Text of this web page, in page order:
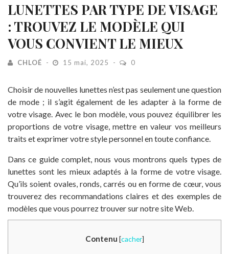
LUNETTES PAR TYPE DE VISAGE
: TROUVEZ LE MODÈLE QUI
VOUS CONVIENT LE MIEUX
CHLOÉ 15 mai, 2025 0
Choisir de nouvelles lunettes n’est pas seulement une question
de mode ; il s’agit également de les adapter à la forme de
votre visage. Avec le bon modèle, vous pouvez équilibrer les
proportions de votre visage, mettre en valeur vos meilleurs
traits et exprimer votre style personnel en toute confiance.
Dans ce guide complet, nous vous montrons quels types de
lunettes sont les mieux adaptés à la forme de votre visage.
Qu’ils soient ovales, ronds, carrés ou en forme de cœur, vous
trouverez des recommandations claires et des exemples de
modèles que vous pourrez trouver sur notre site Web.
Contenu [cacher]